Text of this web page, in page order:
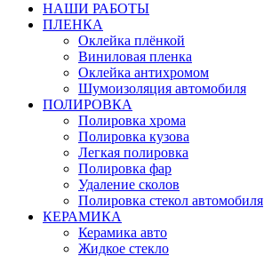
НАШИ РАБОТЫ
ПЛЕНКА
Оклейка плёнкой
Виниловая пленка
Оклейка антихромом
Шумоизоляция автомобиля
ПОЛИРОВКА
Полировка хрома
Полировка кузова
Легкая полировка
Полировка фар
Удаление сколов
Полировка стекол автомобиля
КЕРАМИКА
Керамика авто
Жидкое стекло